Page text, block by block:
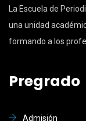
La Escuela de
una unidad
formando a los
Pregrado
Admisión